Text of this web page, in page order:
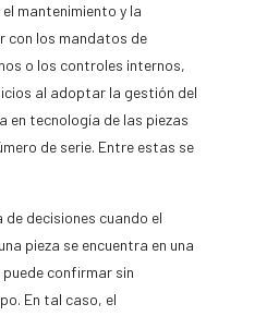
mantenimiento y la
con los mandatos de
o los controles internos,
al adoptar la gestión del
en tecnología de las piezas
de serie. Entre estas se
decisiones cuando el
pieza se encuentra en una
confirmar sin
En tal caso, el